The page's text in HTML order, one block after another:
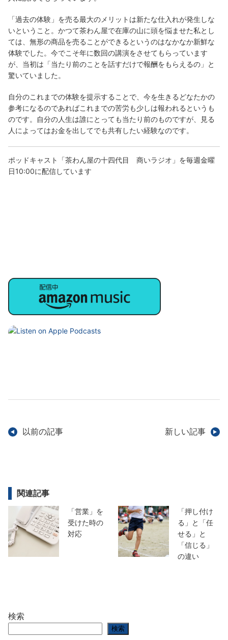
「過去の体験」を売る最大のメリットは新たな仕入れが発生しな
いということ。かつて茶わん屋で在庫の山に頭を悩ませた私とし
ては、無形の商品を売ることができるというのはなかなか新鮮な
体験でした。今でこそ年に数回の講演をさせてもらっています
が、当初は「当たり前のことを話すだけで報酬をもらえるの」と
驚いていました。
自分のこれまでの体験を提示することで、今を生きるどなたかの
参考になるのであればこれまでの苦労も少しは報われるというも
のです。自分の人生は誰にとっても当たり前のものですが、見る
人によってはお金を出してでも共有したい経験なのです。
ポッドキャスト「茶わん屋の十四代目 商いラジオ」を毎週金曜
日10:00に配信しています
以前の記事 新しい記事
関連記事
「営業」を
受けた時の
対応
「押し付け
る」と「任
せる」と
「信じる」
の違い
検索
検索